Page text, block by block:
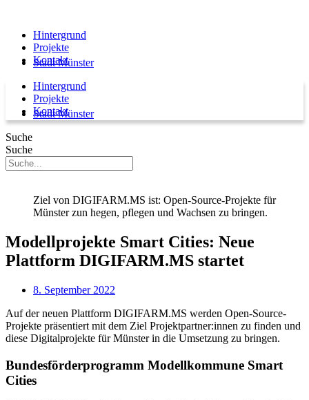
Hintergrund
Projekte
Kontakt
Stadt Münster
Hintergrund
Projekte
Kontakt
Stadt Münster
Suche
Suche
Ziel von DIGIFARM.MS ist: Open-Source-Projekte für
Münster zun hegen, pflegen und Wachsen zu bringen.
Modellprojekte Smart Cities: Neue
Plattform DIGIFARM.MS startet
8. September 2022
Auf der neuen Plattform DIGIFARM.MS werden Open-Source-
Projekte präsentiert mit dem Ziel Projektpartner:innen zu finden und
diese Digitalprojekte für Münster in die Umsetzung zu bringen.
Bundesförderprogramm Modellkommune Smart
Cities